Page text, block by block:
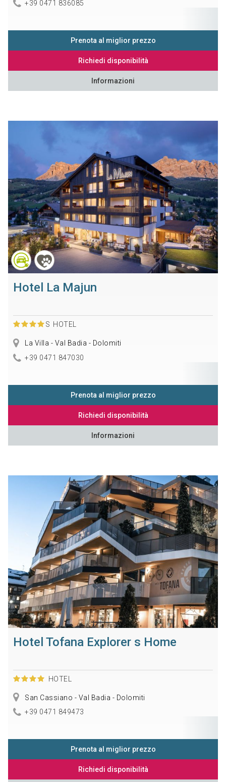
+39 0471 836085
Prenota al miglior prezzo
Richiedi disponibilità
Informazioni
Hotel La Majun
S HOTEL
La Villa - Val Badia - Dolomiti
+39 0471 847030
Prenota al miglior prezzo
Richiedi disponibilità
Informazioni
Hotel Tofana Explorer s Home
HOTEL
San Cassiano - Val Badia - Dolomiti
+39 0471 849473
Prenota al miglior prezzo
Richiedi disponibilità